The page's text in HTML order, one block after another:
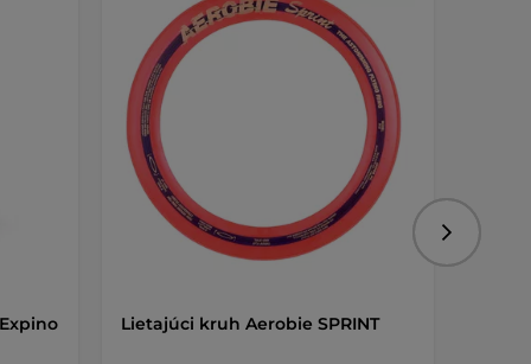
Lietajúci kruh Aerobie SPRINT